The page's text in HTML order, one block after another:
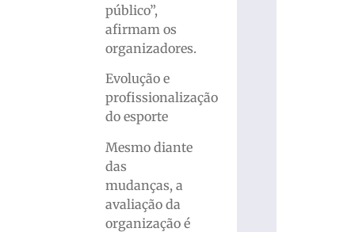
público”,
afirmam os
organizadores.
Evolução e
profissionalização
do esporte
Mesmo diante
das
mudanças, a
avaliação da
organização é